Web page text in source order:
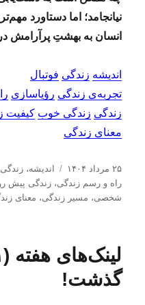
نیانجامد؛ اما دستاورد
انسان به بهشتِ پرآرامش
اندیشه زندگی فوتبال
تجربه‌ی زندگی رؤیاسازی
زندگی زندگی خوب کیفیت
معنای زندگی
ا
ر
س
ه
د
۲۵ مرداد ۱۴۰۴
د
س
ت
اندیشه،زندگی
راه و رسم زندگی،زندگی پیش
شخصی، مسیر زندگی، معنای
گذشت!